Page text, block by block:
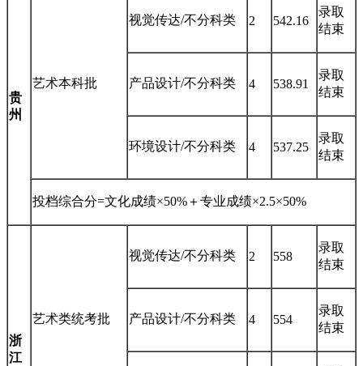
贵
州
艺术本科批
视觉传达/不分科类 2 542.16
录取
结束
产品设计/不分科类 4 538.91
录取
结束
环境设计/不分科类 4 537.25
录取
结束
投档综合分=文化成绩×50%＋专业成绩×2.5×50%
浙
江
艺术类统考批
视觉传达/不分科类 2 558
录取
结束
产品设计/不分科类 4 554
录取
结束